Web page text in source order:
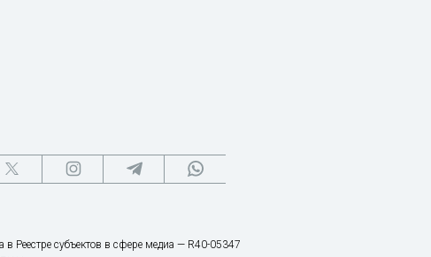
Реестре субъектов в сфере медиа — R40-05347